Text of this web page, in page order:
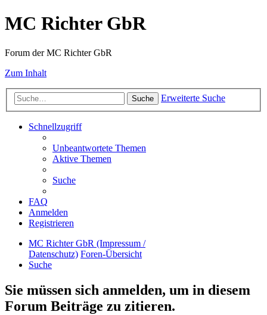
MC Richter GbR
Forum der MC Richter GbR
Zum Inhalt
Suche Erweiterte Suche
Schnellzugriff
Unbeantwortete Themen
Aktive Themen
Suche
FAQ
Anmelden
Registrieren
MC Richter GbR (Impressum /
Datenschutz) Foren-Übersicht
Suche
Sie müssen sich anmelden, um in diesem
Forum Beiträge zu zitieren.